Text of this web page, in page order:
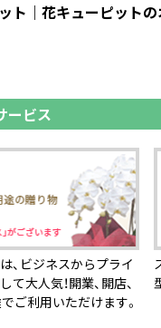
ト｜花キューピット
ービス
、ビジネスからプライ
大人気！開業、開店、
ご利用いただけます。